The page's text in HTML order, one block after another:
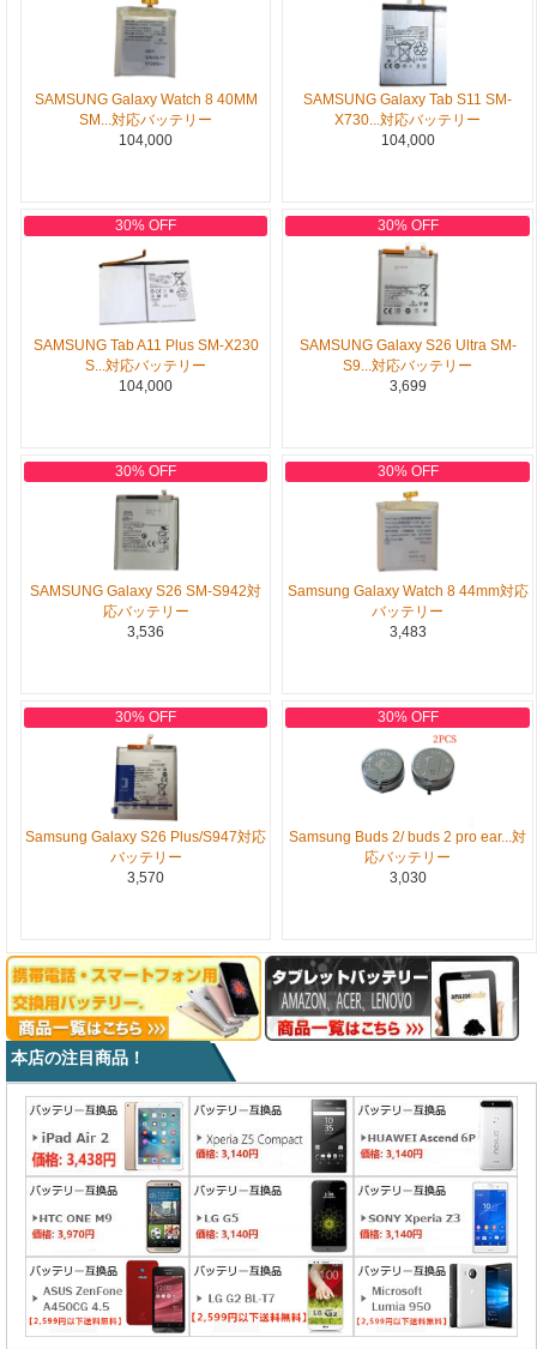
SAMSUNG Galaxy Watch 8 40MM
SM...対応バッテリー
104,000
SAMSUNG Galaxy Tab S11 SM-
X730...対応バッテリー
104,000
30% OFF
SAMSUNG Tab A11 Plus SM-X230
S...対応バッテリー
104,000
30% OFF
SAMSUNG Galaxy S26 Ultra SM-
S9...対応バッテリー
3,699
30% OFF
SAMSUNG Galaxy S26 SM-S942対
応バッテリー
3,536
30% OFF
Samsung Galaxy Watch 8 44mm対応
バッテリー
3,483
30% OFF
Samsung Galaxy S26 Plus/S947対応
バッテリー
3,570
30% OFF
Samsung Buds 2/ buds 2 pro ear...対
応バッテリー
3,030
本店の注目商品！